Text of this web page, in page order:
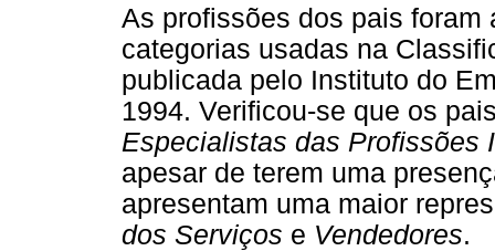
As profissões dos pais foram
categorias usadas na
publicada pelo Instituto do
1994. Verificou-se que os
Especialistas das Profissões
apesar de terem uma
apresentam uma maior
dos Serviços e Vendedores.